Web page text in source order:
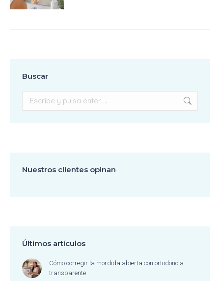
Buscar
Nuestros clientes opinan
Últimos artículos
Cómo corregir la mordida abierta con ortodoncia
transparente